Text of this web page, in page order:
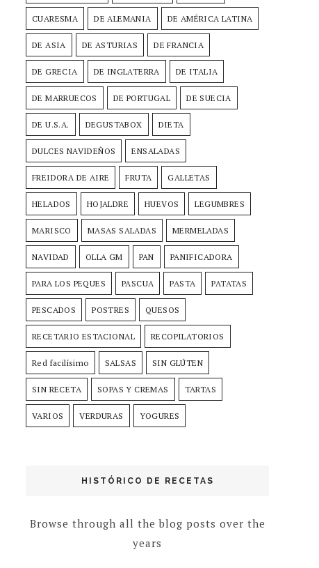
CUARESMA DE ALEMANIA DE AMÉRICA LATINA
DE ASIA DE ASTURIAS DE FRANCIA
DE GRECIA DE INGLATERRA DE ITALIA
DE MARRUECOS DE PORTUGAL DE SUECIA
DE U.S.A. DEGUSTABOX DIETA
DULCES NAVIDEÑOS ENSALADAS
FREIDORA DE AIRE FRUTA GALLETAS
HELADOS HOJALDRE HUEVOS LEGUMBRES
MARISCO MASAS SALADAS MERMELADAS
NAVIDAD OLLA GM PAN PANIFICADORA
PARA LOS PEQUES PASCUA PASTA PATATAS
PESCADOS POSTRES QUESOS
RECETARIO ESTACIONAL RECOPILATORIOS
Red facilísimo SALSAS SIN GLÚTEN
SIN RECETA SOPAS Y CREMAS TARTAS
VARIOS VERDURAS YOGURES
HISTÓRICO DE RECETAS
Browse through all the blog posts over the
years